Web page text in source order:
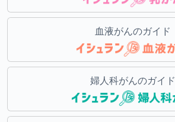
血液がんのガイド
婦人科がんのガイド